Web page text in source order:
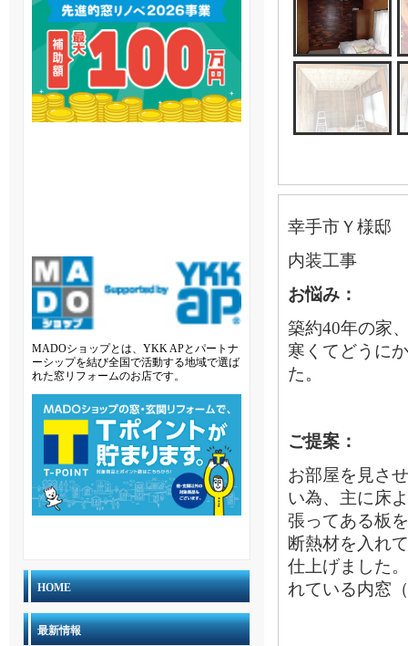
幸手市Ｙ様邸
内装工事
お悩み：
築約40年の家
寒くてどうに
た。
ご提案：
お部屋を見さ
い為、主に床
張ってある板
断熱材を入れ
仕上げました
れている内窓
MADOショップとは、YKK APとパートナ
ーシップを結び全国で活動する地域で選ば
れた窓リフォームのお店です。
HOME
最新情報